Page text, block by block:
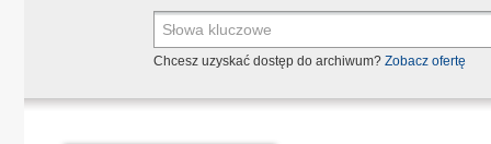
Chcesz uzyskać dostęp do archiwum? Zobacz ofertę